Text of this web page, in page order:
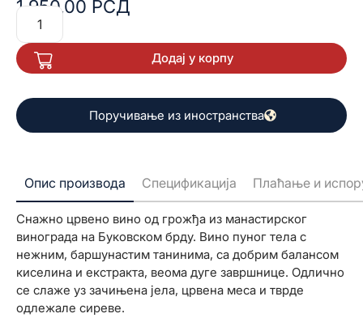
1.950,00 РСД
Додај у корпу
Поручивање из иностранства
Опис производа Спецификација Плаћање и
Снажно црвено вино од грожђа из манастирског
винограда на Буковском брду. Вино пуног тела с
нежним, баршунастим танинима, са добрим балансом
киселина и екстракта, веома дуге завршнице. Одлично
се слаже уз зачињена јела, црвена меса и тврде
одлежале сиреве.